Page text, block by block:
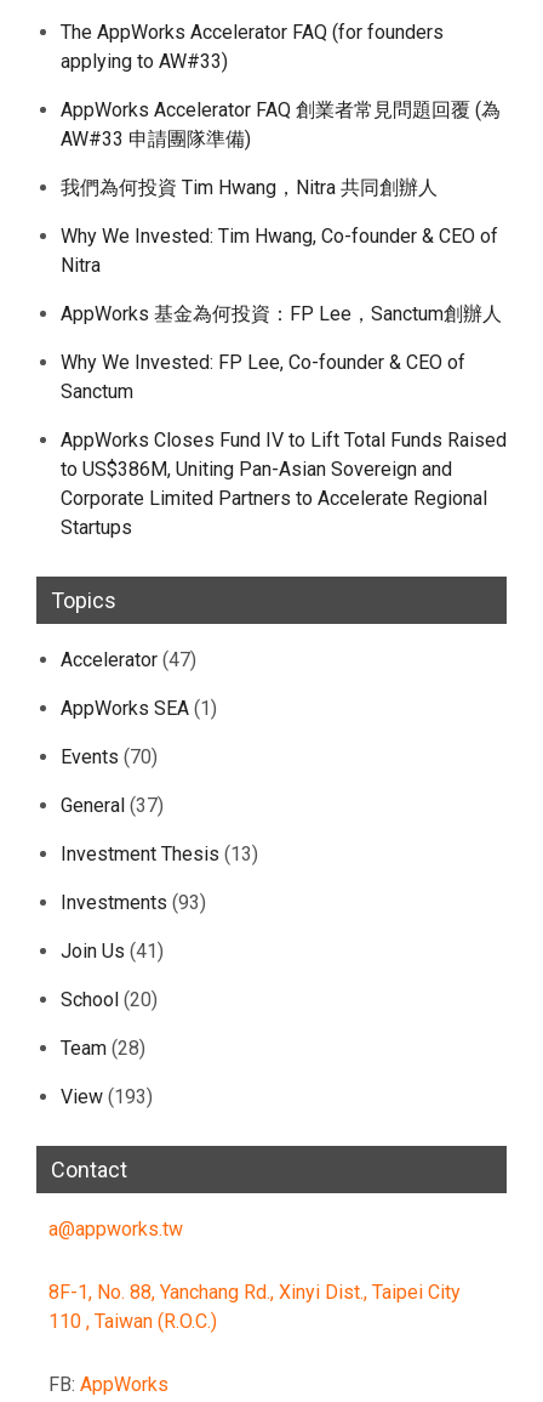
The AppWorks Accelerator FAQ (for founders
applying to AW#33)
AppWorks Accelerator FAQ 創業者常見問題回覆 (為
AW#33 申請團隊準備)
我們為何投資 Tim Hwang，Nitra 共同創辦人
Why We Invested: Tim Hwang, Co-founder & CEO of
Nitra
AppWorks 基金為何投資：FP Lee，Sanctum創辦人
Why We Invested: FP Lee, Co-founder & CEO of
Sanctum
AppWorks Closes Fund IV to Lift Total Funds Raised
to US$386M, Uniting Pan-Asian Sovereign and
Corporate Limited Partners to Accelerate Regional
Startups
Topics
Accelerator (47)
AppWorks SEA (1)
Events (70)
General (37)
Investment Thesis (13)
Investments (93)
Join Us (41)
School (20)
Team (28)
View (193)
Contact
a@appworks.tw
8F-1, No. 88, Yanchang Rd., Xinyi Dist., Taipei City
110 , Taiwan (R.O.C.)
FB: AppWorks